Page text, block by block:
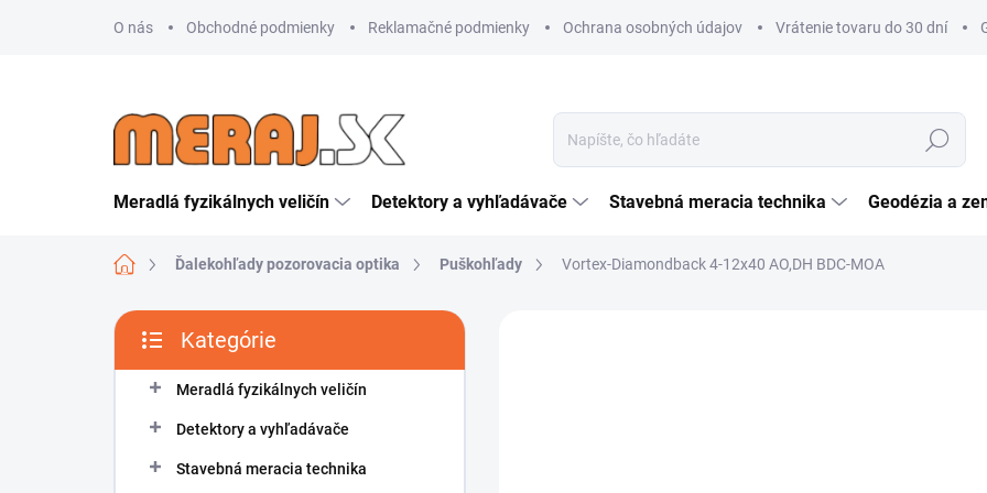
O nás Obchodné podmienky Reklamačné podmienky Ochrana osobných údajov Vrátenie tovaru do 30 dní
Hľadať
Meradlá fyzikálnych veličín Detektory a vyhľadávače Stavebná meracia technika Geodézia a
DomovĎalekohľady pozorovacia optika Puškohľady Vortex-Diamondback 4-12x40 AO,DH BDC-MOA
B
č
kategórie
Kategórie
Meradlá fyzikálnych veličín
Detektory a vyhľadávače
Stavebná meracia technika